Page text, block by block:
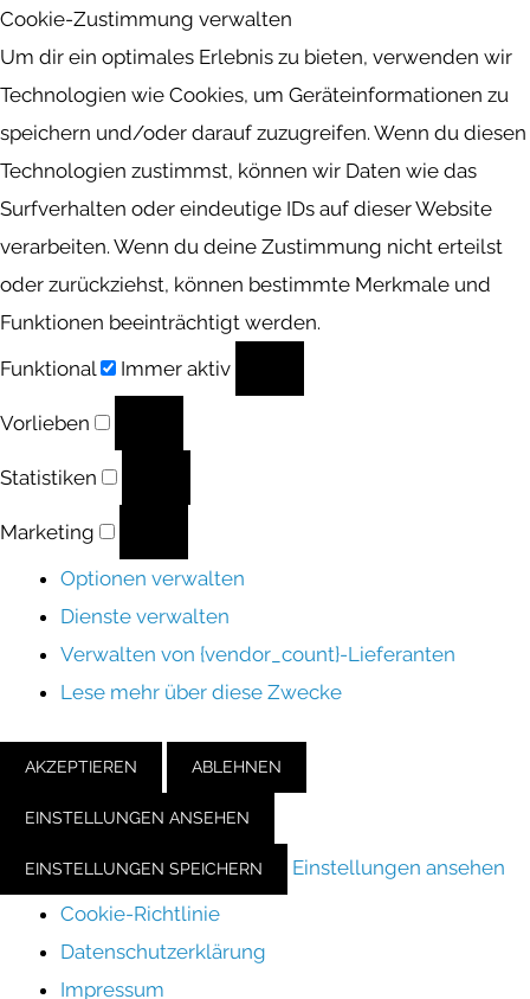
Cookie-Zustimmung verwalten
Um dir ein optimales Erlebnis zu bieten, verwenden wir
Technologien wie Cookies, um Geräteinformationen zu
speichern und/oder darauf zuzugreifen. Wenn du diesen
Technologien zustimmst, können wir Daten wie das
Surfverhalten oder eindeutige IDs auf dieser Website
verarbeiten. Wenn du deine Zustimmung nicht erteilst
oder zurückziehst, können bestimmte Merkmale und
Funktionen beeinträchtigt werden.
Funktional
Funktional
Immer aktiv
Vorlieben
Statistiken
Marketing
Optionen verwalten
Dienste verwalten
Verwalten von {vendor_count}-Lieferanten
Lese mehr über diese Zwecke
AKZEPTIEREN ABLEHNEN
EINSTELLUNGEN ANSEHEN
EINSTELLUNGEN SPEICHERN
Einstellungen ansehen
Cookie-Richtlinie
Datenschutzerklärung
Impressum